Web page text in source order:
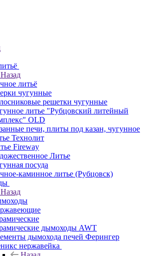
Назад
литьё
чугунные
решетки чугунные
литье "Рубцовский литейный
OLD
печи, плиты под казан, чугунное
Технолит
Fireway
Литье
посуда
каминное литье (Рубцовск)
Назад
дымоходы AWT
дымохода печей Ферингер
нержавейка